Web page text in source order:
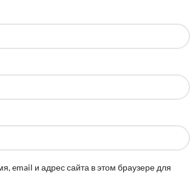
email и адрес сайта в этом браузере для